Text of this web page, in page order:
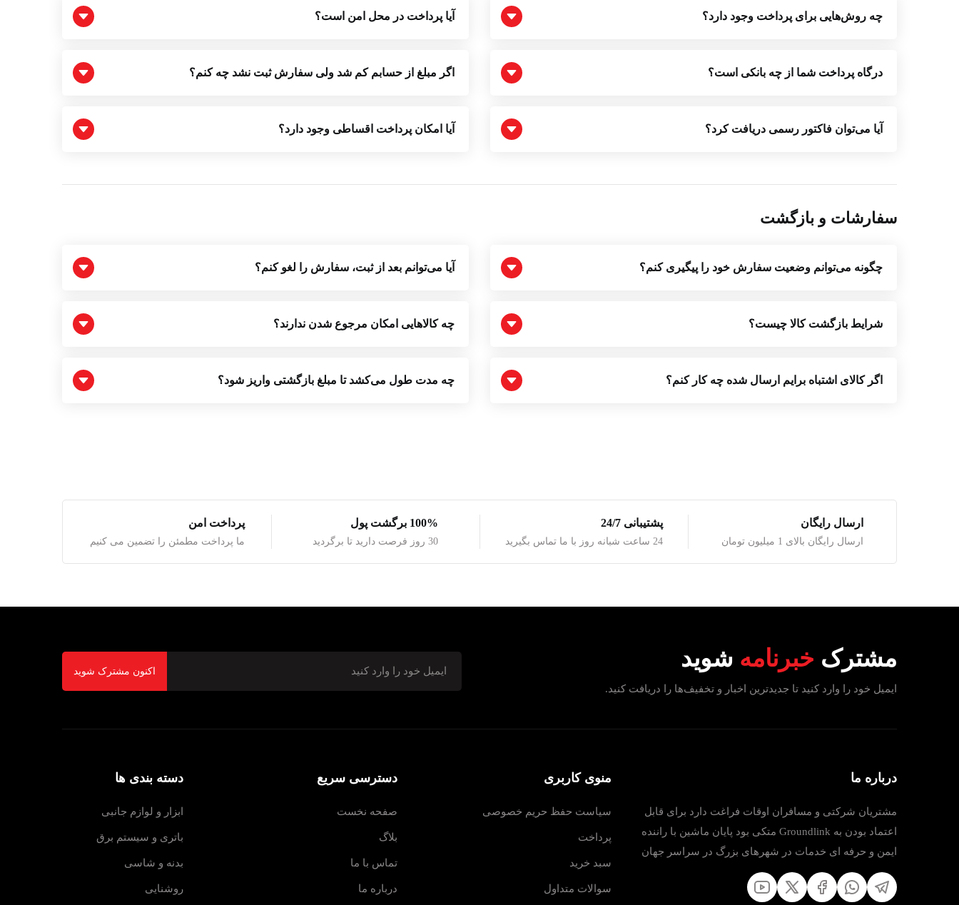
چه روش‌هایی برای پرداخت وجود دارد؟
درگاه پرداخت شما از چه بانکی است؟
آیا می‌توان فاکتور رسمی دریافت کرد؟
آیا پرداخت در محل امن است؟
اگر مبلغ از حسابم کم شد ولی سفارش ثبت نشد چه کنم؟
آیا امکان پرداخت اقساطی وجود دارد؟
سفارشات و بازگشت
چگونه می‌توانم وضعیت سفارش خود را پیگیری کنم؟
شرایط بازگشت کالا چیست؟
اگر کالای اشتباه برایم ارسال شده چه کار کنم؟
آیا می‌توانم بعد از ثبت، سفارش را لغو کنم؟
چه کالاهایی امکان مرجوع شدن ندارند؟
چه مدت طول می‌کشد تا مبلغ بازگشتی واریز شود؟
ارسال رایگان
ارسال رایگان بالای 1 میلیون تومان
پشتیبانی 24/7
24 ساعت شبانه روز با ما تماس بگیرید
100% برگشت پول
30 روز فرصت دارید تا برگردید
پرداخت امن
ما پرداخت مطمئن را تضمین می کنیم
مشترک خبرنامه شوید
ایمیل خود را وارد کنید تا جدیدترین اخبار و تخفیف‌ها را دریافت کنید.
اکنون مشترک شوید
درباره ما
مشتریان شرکتی و مسافران اوقات فراغت دارد برای قابل
اعتماد بودن به Groundlink متکی بود پایان ماشین با راننده
ایمن و حرفه ای خدمات در شهرهای بزرگ در سراسر جهان
منوی کاربری
سیاست حفظ حریم خصوصی
پرداخت
سبد خرید
سوالات متداول
دسترسی سریع
صفحه نخست
بلاگ
تماس با ما
درباره ما
دسته بندی ها
ابزار و لوازم جانبی
باتری و سیستم برق
بدنه و شاسی
روشنایی